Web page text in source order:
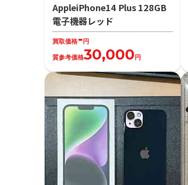
AppleiPhone14 Plus 128GB
電子機器レッド
買取価格-円
質参考価格30,000円